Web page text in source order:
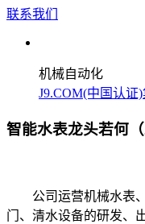
联系我们
机械自动化
J9.COM(中国认证
智能水表龙头若何（
公司运营机械水表、
门、清水设备的研发、